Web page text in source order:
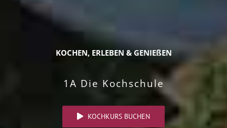
KOCHEN, ERLEBEN & GENIEßEN
1A Die Kochschule
KOCHKURS BUCHEN